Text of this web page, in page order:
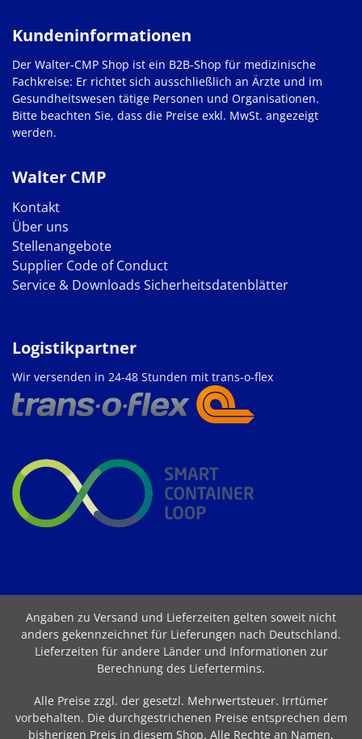
Walter CMP
Kontakt
Über uns
Stellenangebote
Supplier Code of Conduct
Service & Downloads Sicherheitsdatenblätter
Kundeninformationen
Der Walter-CMP Shop ist ein B2B-Shop für medizinische
Fachkreise: Er richtet sich ausschließlich an Ärzte und im
Gesundheitswesen tätige Personen und Organisationen.
Bitte beachten Sie, dass die Preise exkl. MwSt. angezeigt
werden.
Logistikpartner
Wir versenden in 24-48 Stunden mit trans-o-flex
Angaben zu Versand und Lieferzeiten gelten soweit nicht
anders gekennzeichnet für Lieferungen nach Deutschland.
Lieferzeiten für andere Länder und Informationen zur
Berechnung des Liefertermins.
Alle Preise zzgl. der gesetzl. Mehrwertsteuer. Irrtümer
vorbehalten. Die durchgestrichenen Preise entsprechen dem
bisherigen Preis in diesem Shop. Alle Rechte an Namen,